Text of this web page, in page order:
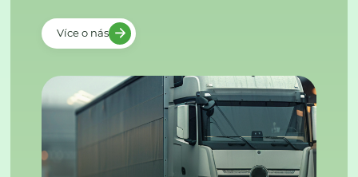
Více o nás